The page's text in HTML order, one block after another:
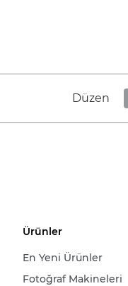
Düzen
Ürünler
En Yeni Ürünler
Fotoğraf Makineleri